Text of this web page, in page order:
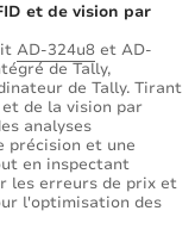
et de vision par
AD-324u8 et AD-
de Tally,
de Tally. Tirant
de la vision par
analyses
précision et une
en inspectant
les erreurs de prix et
l'optimisation des